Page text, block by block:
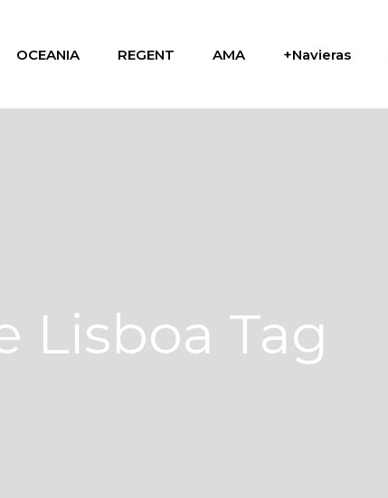
OCEANIA REGENT AMA +Navieras
Lisboa Tag